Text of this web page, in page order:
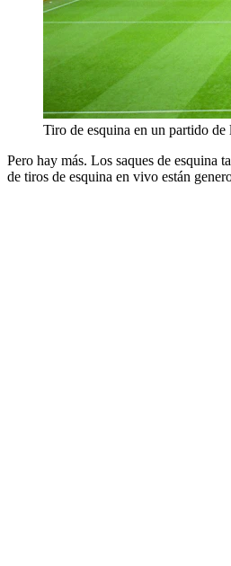
Tiro de esquina en un partido de
Pero hay más. Los saques de esquina
de tiros de esquina en vivo están